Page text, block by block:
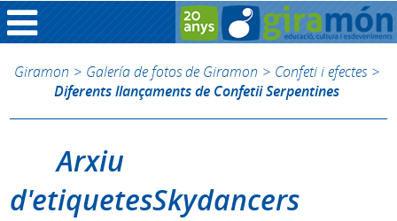
Giramon > Galería de fotos de Giramon > Confeti i efectes >
Diferents llançaments de Confetii Serpentines
Arxiu
d'etiquetesSkydancers